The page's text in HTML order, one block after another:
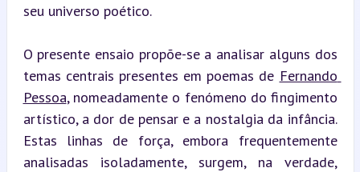
seu universo poético.
O presente ensaio propõe-se a analisar alguns dos
temas centrais presentes em poemas de Fernando
Pessoa, nomeadamente o fenómeno do fingimento
artístico, a dor de pensar e a nostalgia da infância.
Estas linhas de força, embora frequentemente
analisadas isoladamente, surgem, na verdade,